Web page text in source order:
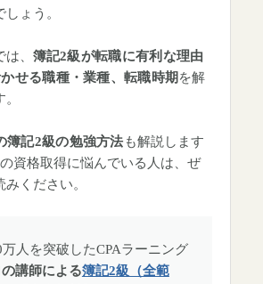
ょう。
、 簿記2級が転職に有利な理由
せる職種・業種、転職時期 を解
簿記2級の勉強方法 も解説します
資格取得に悩んでいる人は、ぜ
ください。
人を突破したCPAラーニング
講師による簿記2級（全範